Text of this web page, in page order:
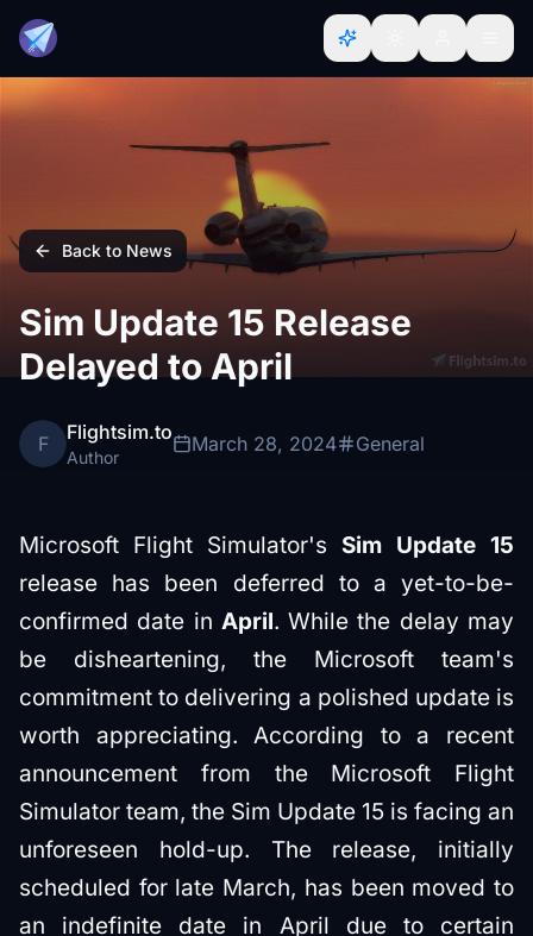
Back to News
Sim Update 15 Release
Delayed to April
F Flightsim.to
Author
March 28, 2024 General
Microsoft Flight Simulator's Sim Update 15
release has been deferred to a yet-to-be-
confirmed date in April. While the delay may
be disheartening, the Microsoft team's
commitment to delivering a polished update is
worth appreciating. According to a recent
announcement from the Microsoft Flight
Simulator team, the Sim Update 15 is facing an
unforeseen hold-up. The release, initially
scheduled for late March, has been moved to
an indefinite date in April due to certain